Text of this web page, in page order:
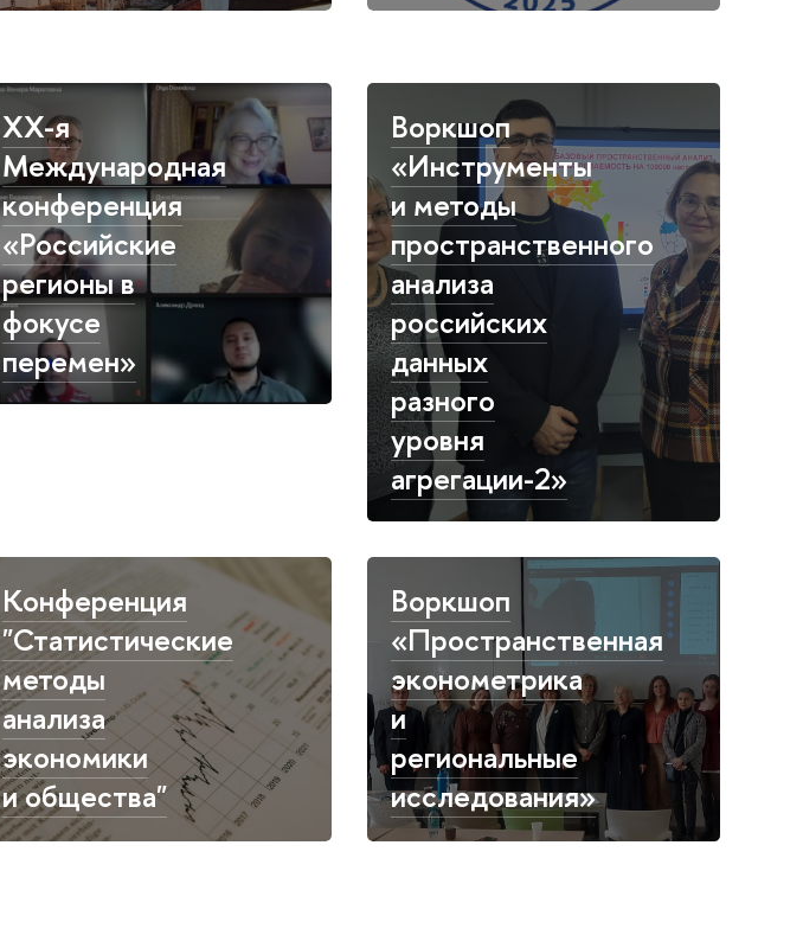
XX-я
Международная
конференция
«Российские
регионы в
фокусе
перемен»
Воркшоп
«Инструменты
и методы
пространственного
анализа
российских
данных
разного
уровня
агрегации-2»
Конференция
"Статистические
методы
анализа
экономики
и общества"
Воркшоп
«Пространственная
эконометрика
и
региональные
исследования»